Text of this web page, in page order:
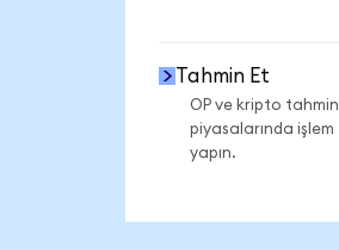
Tahmin Et
OP ve kripto tahmin
piyasalarında işlem
yapın.